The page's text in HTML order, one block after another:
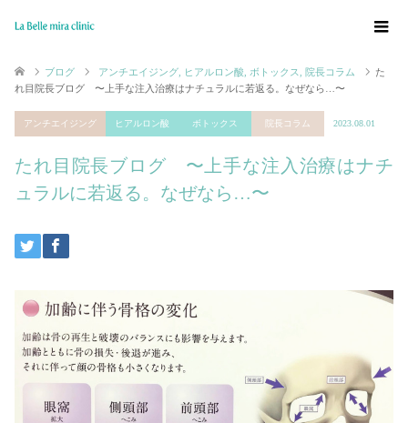
ブログ アンチエイジング ヒアルロン酸 ボトックス 院長コラム
た
れ目院長ブログ 〜上手な注入治療はナチュラルに若返る。なぜなら…〜
アンチエイジング ヒアルロン酸 ボトックス 院長コラム 2023.08.01
たれ目院長ブログ 〜上手な注入治療はナチ
ュラルに若返る。なぜなら…〜